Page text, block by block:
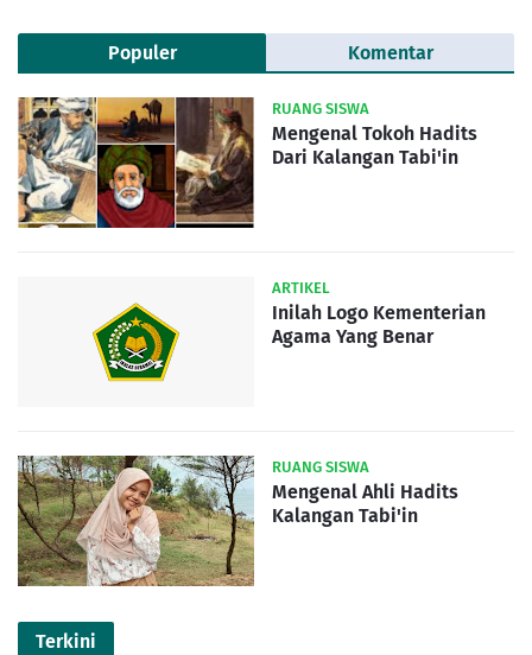
Populer Komentar
RUANG SISWA
Mengenal Tokoh Hadits
Dari Kalangan Tabi'in
ARTIKEL
Inilah Logo Kementerian
Agama Yang Benar
RUANG SISWA
Mengenal Ahli Hadits
Kalangan Tabi'in
Terkini